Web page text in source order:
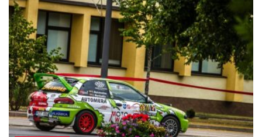
vietą. Toje pačioje rungtyje dalyvavusi Justė
Mašalaitė užėmė trečiąją vietą. Lengvaatletės
rezultatas – 7 m 83 cm. Melita Kalvaitytė 200 m
distanciją įveikė ketvirta (27,78 sek.). Austė
Mackevičiūtė peršokusi į 1 m 50 cm iškeltą
kartelę užėmė ketvirtąją vietą.
U18 amžiaus grupės dalyvė Urtė Šteinaitė rutulį
nustūmusi 11 m 27 cm iškovojo antrąją vietą.